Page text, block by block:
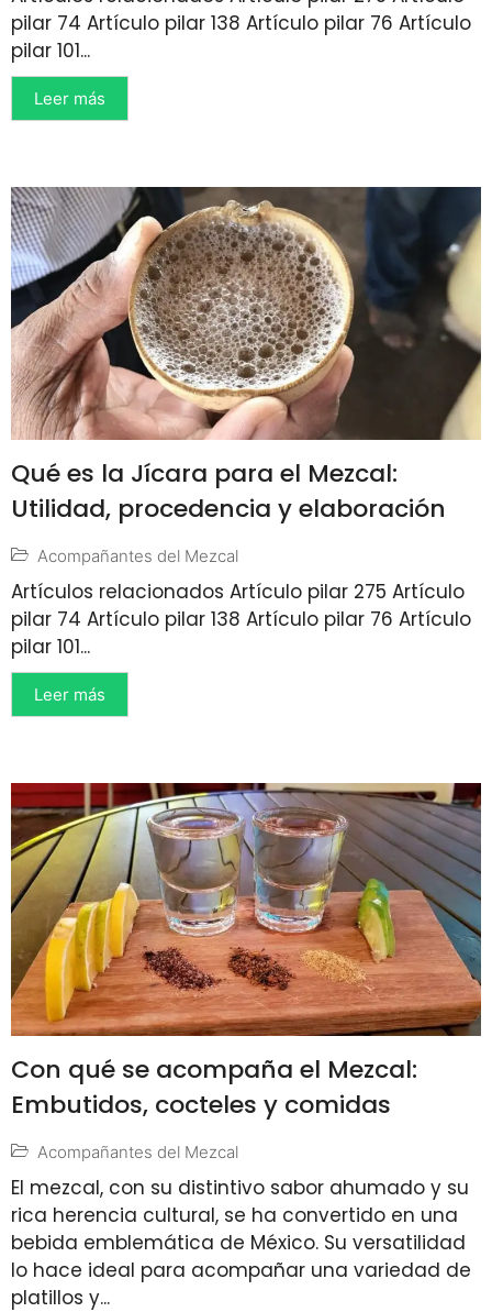
pilar 74 Artículo pilar 138 Artículo pilar 76 Artículo
pilar 101...
Leer más
Qué es la Jícara para el Mezcal:
Utilidad, procedencia y elaboración
Acompañantes del Mezcal
Artículos relacionados Artículo pilar 275 Artículo
pilar 74 Artículo pilar 138 Artículo pilar 76 Artículo
pilar 101...
Leer más
Con qué se acompaña el Mezcal:
Embutidos, cocteles y comidas
Acompañantes del Mezcal
El mezcal, con su distintivo sabor ahumado y su
rica herencia cultural, se ha convertido en una
bebida emblemática de México. Su versatilidad
lo hace ideal para acompañar una variedad de
platillos y...